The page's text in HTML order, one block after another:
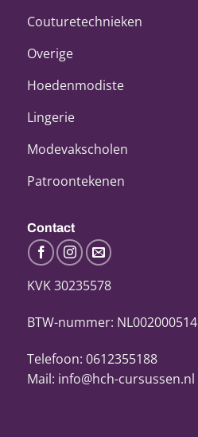
Couturetechnieken
Overige
Hoedenmodiste
Lingerie
Modevakscholen
Patroontekenen
Contact
KVK 30235578
BTW-nummer:
Telefoon: 0612355188
Mail: info@hch-cursussen.nl